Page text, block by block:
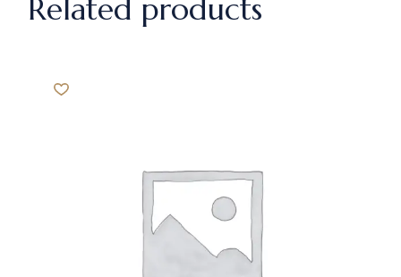
Related products